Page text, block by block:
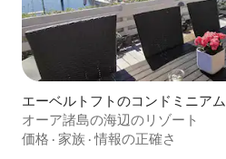
エーベルトフトのコンドミニアム
オーア諸島の海辺のリゾート
価格 · 家族 ·情報の正確さ